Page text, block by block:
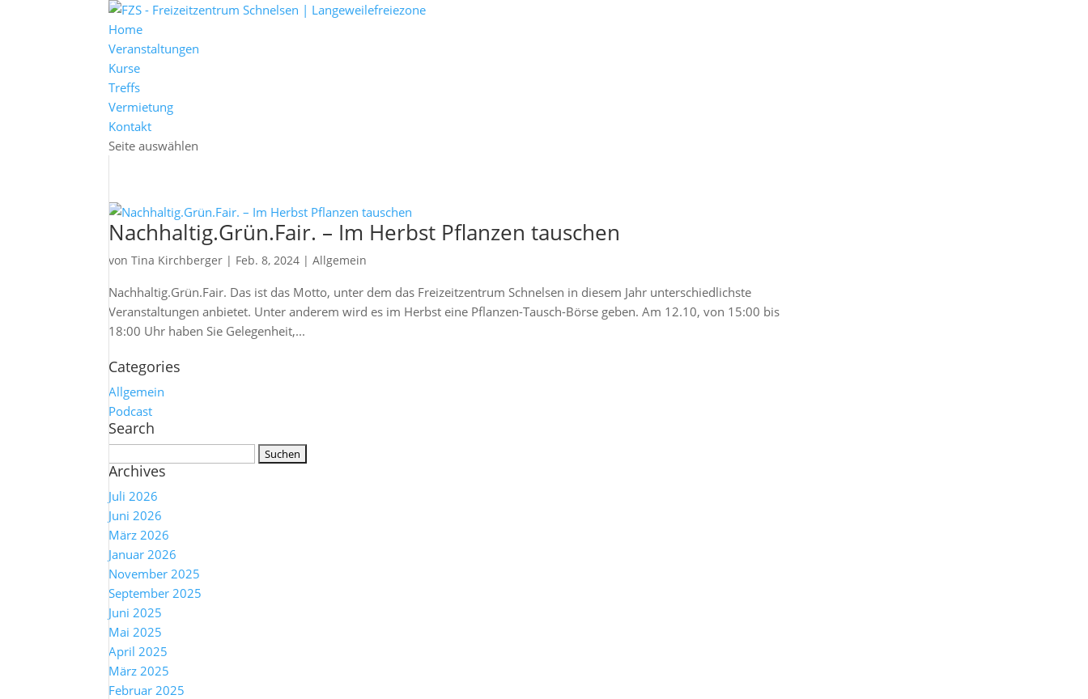
Home
Veranstaltungen
Kurse
Treffs
Vermietung
Kontakt
Seite auswählen
Nachhaltig.Grün.Fair. – Im Herbst Pflanzen tauschen
vonTina Kirchberger | Feb. 8, 2024 |Allgemein
Nachhaltig.Grün.Fair. Das ist das Motto, unter dem das Freizeitzentrum Schnelsen in diesem Jahr unterschiedlichste
Veranstaltungen anbietet. Unter anderem wird es im Herbst eine Pflanzen-Tausch-Börse geben. Am 12.10, von 15:00 bis
18:00 Uhr haben Sie Gelegenheit,...
Categories
Allgemein
Podcast
Search
nach:
Archives
Juli 2026
Juni 2026
März 2026
Januar 2026
November 2025
September 2025
Juni 2025
Mai 2025
April 2025
März 2025
Februar 2025